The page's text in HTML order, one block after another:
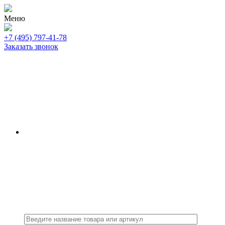
Меню
+7 (495) 797-41-78
Заказать звонок